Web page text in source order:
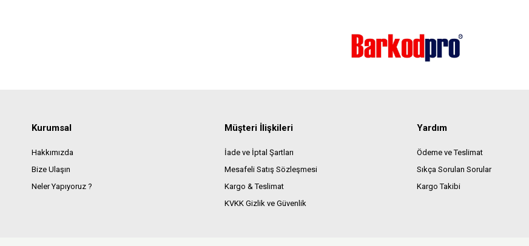
Kurumsal
Hakkımızda
Bize Ulaşın
Neler Yapıyoruz ?
Müşteri İlişkileri
İade ve İptal Şartları
Mesafeli Satış Sözleşmesi
Kargo & Teslimat
KVKK Gizlik ve Güvenlik
Yardım
Ödeme ve Teslimat
Sıkça Sorulan Sorular
Kargo Takibi